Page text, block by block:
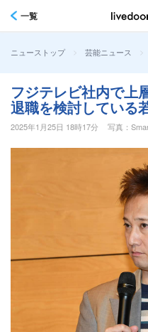
一覧
ニューストップ > 芸能ニュース >
フジテレビ社内で上
退職を検討している
2025年1月25日 18時17分
写真：